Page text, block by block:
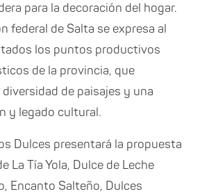
para la decoración del hogar.
federal de Salta se expresa al
los puntos productivos
de la provincia, que
de paisajes y una
y legado cultural.
Dulces presentará la propuesta
La Tía Yola, Dulce de Leche
Encanto Salteño, Dulces